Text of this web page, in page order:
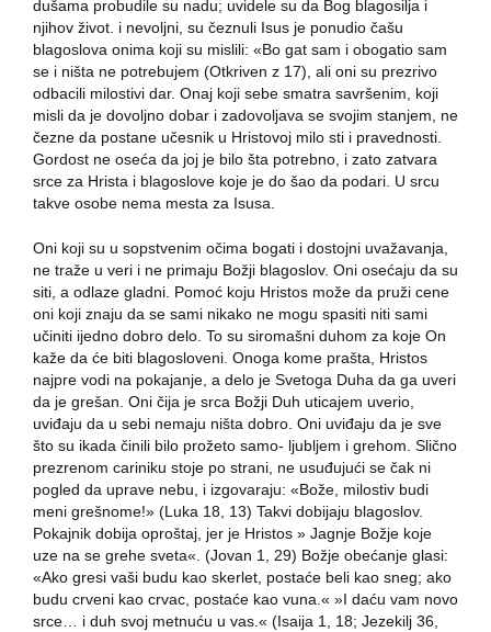
dušama probudile su nadu; uvidele su da Bog blagosilja i
njihov život. i nevoljni, su čeznuli Isus je ponudio čašu
blagoslova onima koji su mislili: «Bo gat sam i obogatio sam
se i ništa ne potrebujem (Otkriven z 17), ali oni su prezrivo
odbacili milostivi dar. Onaj koji sebe smatra savršenim, koji
misli da je dovoljno dobar i zadovoljava se svojim stanjem, ne
čezne da postane učesnik u Hristovoj milo sti i pravednosti.
Gordost ne oseća da joj je bilo šta potrebno, i zato zatvara
srce za Hrista i blagoslove koje je do šao da podari. U srcu
takve osobe nema mesta za Isusa.
Oni koji su u sopstvenim očima bogati i dostojni uvažavanja,
ne traže u veri i ne primaju Božji blagoslov. Oni osećaju da su
siti, a odlaze gladni. Pomoć koju Hristos može da pruži cene
oni koji znaju da se sami nikako ne mogu spasiti niti sami
učiniti ijedno dobro delo. To su siromašni duhom za koje On
kaže da će biti blagosloveni. Onoga kome prašta, Hristos
najpre vodi na pokajanje, a delo je Svetoga Duha da ga uveri
da je grešan. Oni čija je srca Božji Duh uticajem uverio,
uviđaju da u sebi nemaju ništa dobro. Oni uviđaju da je sve
što su ikada činili bilo prožeto samo- ljubljem i grehom. Slično
prezrenom cariniku stoje po strani, ne usuđujući se čak ni
pogled da uprave nebu, i izgovaraju: «Bože, milostiv budi
meni grešnome!» (Luka 18, 13) Takvi dobijaju blagoslov.
Pokajnik dobija oproštaj, jer je Hristos » Jagnje Božje koje
uze na se grehe sveta«. (Jovan 1, 29) Božje obećanje glasi:
«Ako gresi vaši budu kao skerlet, postaće beli kao sneg; ako
budu crveni kao crvac, postaće kao vuna.« »I daću vam novo
srce… i duh svoj metnuću u vas.« (Isaija 1, 18; Jezekilj 36,